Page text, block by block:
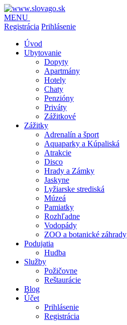
MENU
Registrácia Prihlásenie
Úvod
Ubytovanie
Dopyty
Apartmány
Hotely
Chaty
Penzióny
Priváty
Zážitkové
Zážitky
Adrenalín a šport
Aquaparky a Kúpaliská
Atrakcie
Disco
Hrady a Zámky
Jaskyne
Lyžiarske strediská
Múzeá
Pamiatky
Rozhľadne
Vodopády
ZOO a botanické záhrady
Podujatia
Hudba
Služby
Požičovne
Reštaurácie
Blog
Účet
Prihlásenie
Registrácia